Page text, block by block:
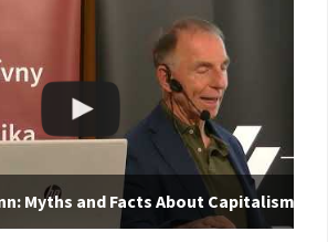
Myths and Facts About Capitalism